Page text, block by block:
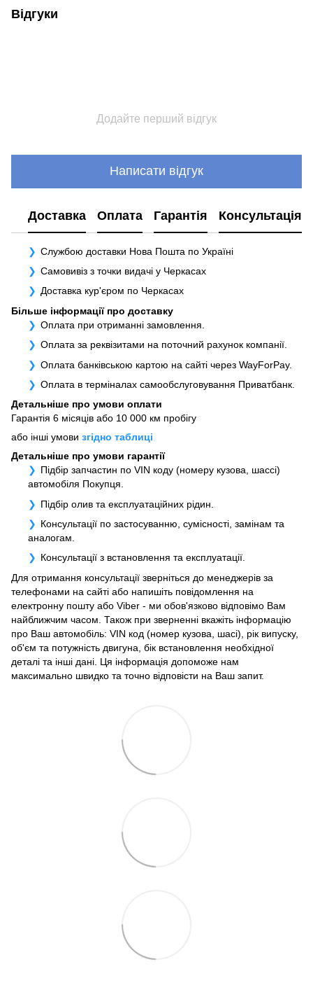
Відгуки
Додайте перший відгук
Написати відгук
Доставка Оплата Гарантія Консультація
Службою доставки Нова Пошта по Україні
Самовивіз з точки видачі у Черкасах
Доставка кур'єром по Черкасах
Більше інформації про доставку
Оплата при отриманні замовлення.
Оплата за реквізитами на поточний рахунок компанії.
Оплата банківською картою на сайті через WayForPay.
Оплата в терміналах самообслуговування Приватбанк.
Детальніше про умови оплати
Гарантія 6 місяців або 10 000 км пробігу
або інші умови згідно таблиці
Детальніше про умови гарантії
Підбір запчастин по VIN коду (номеру кузова, шассі)
автомобіля Покупця.
Підбір олив та експлуатаційних рідин.
Консультації по застосуванню, сумісності, замінам та
аналогам.
Консультації з встановлення та експлуатації.
Для отримання консультації зверніться до менеджерів за
телефонами на сайті або напишіть повідомлення на
електронну пошту або Viber - ми обов'язково відповімо Вам
найближчим часом. Також при зверненні вкажіть інформацію
про Ваш автомобіль: VIN код (номер кузова, шасі), рік випуску,
об'єм та потужність двигуна, бік встановлення необхідної
деталі та інші дані. Ця інформація допоможе нам
максимально швидко та точно відповісти на Ваш запит.